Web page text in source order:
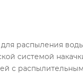
распыления
системой
с